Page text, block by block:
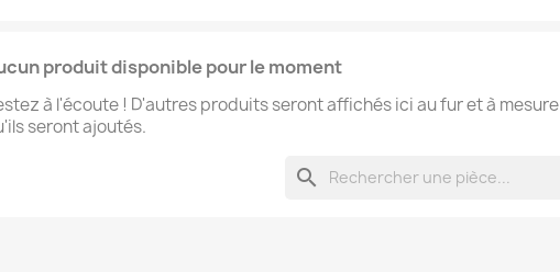
produit disponible pour le moment
à l'écoute ! D'autres produits seront affichés ici au fur et à mesure
seront ajoutés.
search